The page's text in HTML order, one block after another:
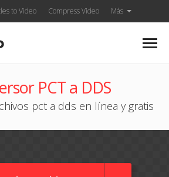
to Video Compress Video Más
PCT a DDS
pct a dds en línea y gratis